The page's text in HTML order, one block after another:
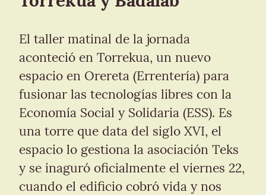
El taller matinal de la jornada
aconteció en Torrekua, un nuevo
espacio en Orereta (Errentería) para
fusionar las tecnologías libres con la
Economía Social y Solidaria (ESS). Es
una torre que data del siglo XVI, el
espacio lo gestiona la asociación Teks
y se inaguró oficialmente el viernes 22,
cuando el edificio cobró vida y nos